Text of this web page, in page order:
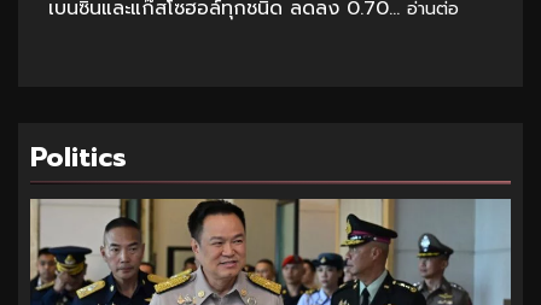
เบนซินและแก๊สโซฮอล์ทุกชนิด ลดลง 0.70... อ่านต่อ
Politics